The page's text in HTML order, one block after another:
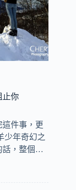
止你
件事，更
少年奇幻之
話，整個…